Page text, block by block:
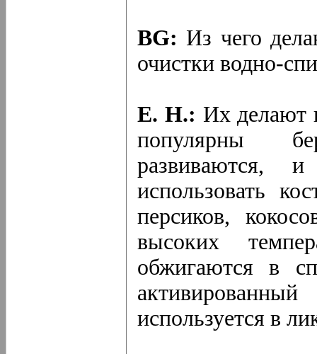
BG: Из чего
очистки водно-
Е. Н.: Их делают
популярны
развиваются,
использовать
персиков,
высоких
обжигаются в
используется в